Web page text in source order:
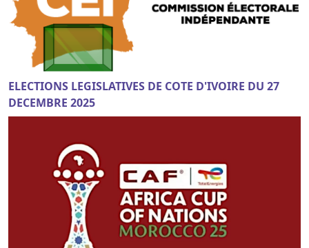
ELECTIONS LEGISLATIVES DE COTE D'IVOIRE DU 27
DECEMBRE 2025